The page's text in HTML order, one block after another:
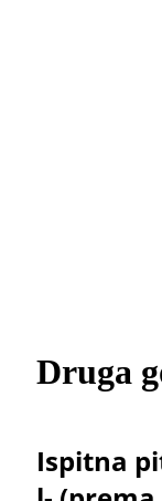
Druga
Ispitna